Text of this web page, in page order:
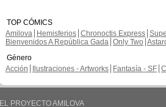
TOP CÓMICS
Amilova
Hemisferios Chronoctis Express
Bienvenidos A República Gada Only Two
Género
Acción
Ilustraciones - Artworks Fantasía - SF
EL PROYECTO AMILOVA